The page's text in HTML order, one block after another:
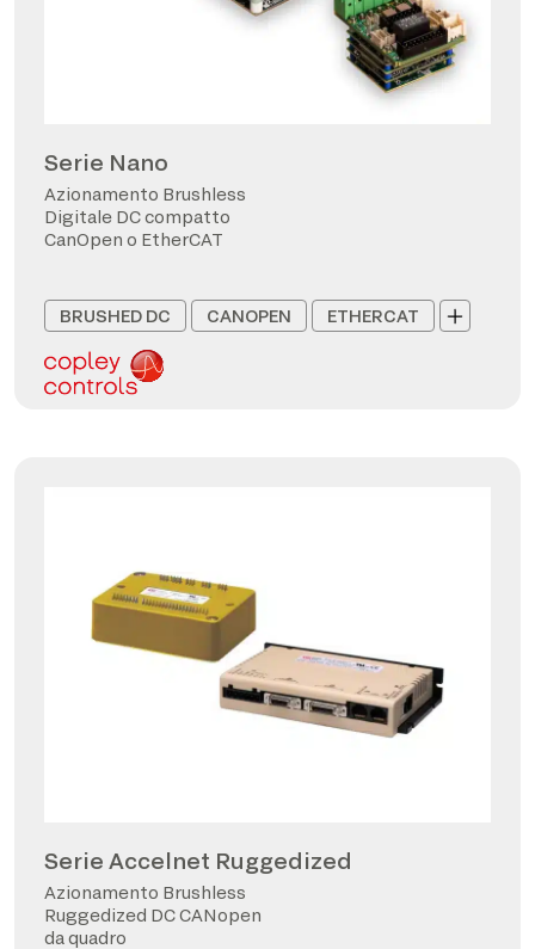
Serie Nano
Azionamento Brushless
Digitale DC compatto
CanOpen o EtherCAT
BRUSHED DC CANOPEN ETHERCAT
Serie Accelnet Ruggedized
Azionamento Brushless
Ruggedized DC CANopen
da quadro